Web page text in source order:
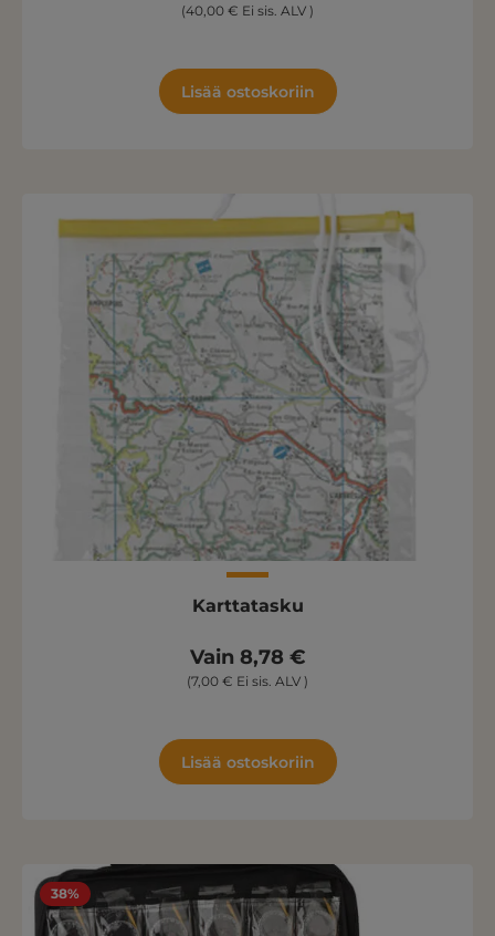
(40,00 € Ei sis. ALV )
Lisää ostoskoriin
Karttatasku
Vain 8,78 €
(7,00 € Ei sis. ALV )
Lisää ostoskoriin
38%